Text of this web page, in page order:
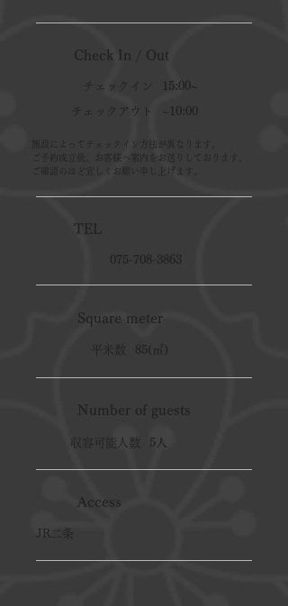
Check In / Out
チェックイン 15:00~
チェックアウト ~10:00
施設によってチェックイン方法が異なります。
ご予約成立後、お客様へ案内をお送りしております。
ご確認のほど宜しくお願い申し上げます。
TEL
075-708-3863
Square meter
平米数 85(㎡)
Number of guests
収容可能人数 5人
Access
JR二条